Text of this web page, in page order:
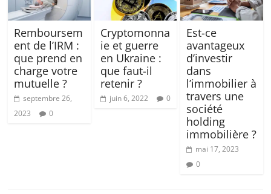
Remboursem
ent de l’IRM :
que prend en
charge votre
mutuelle ?
septembre 26,
2023
0
Cryptomonna
ie et guerre
en Ukraine :
que faut-il
retenir ?
juin 6, 2022 0
Est-ce
avantageux
d’investir
dans
l’immobilier à
travers une
société
holding
immobilière ?
mai 17, 2023
0